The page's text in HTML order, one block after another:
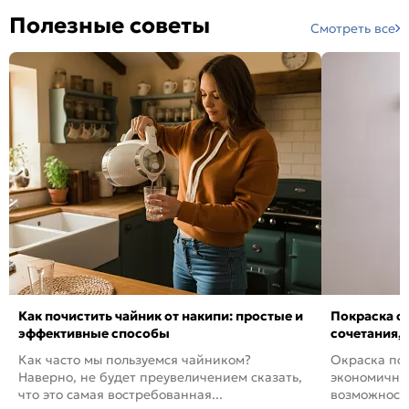
Полезные советы Смотреть все
Как почистить чайник от накипи: простые и
эффективные способы
Как часто мы пользуемся чайником?
Наверно, не будет преувеличением сказать,
что это самая востребованная...
Покраска
сочетания,
Окраска